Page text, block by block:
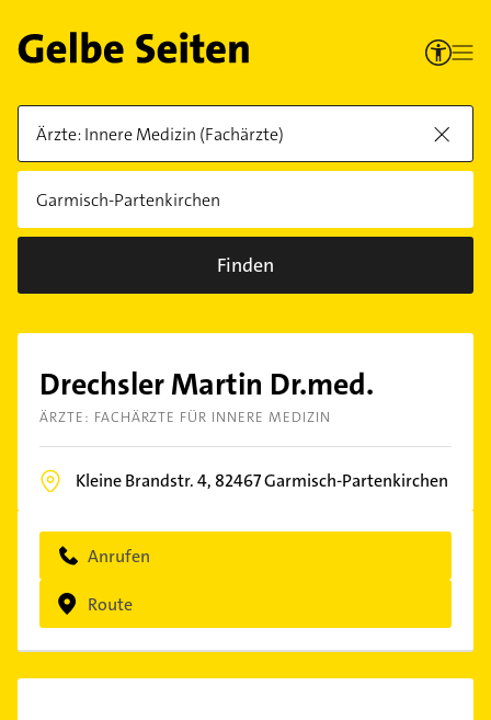
Finden
Drechsler Martin Dr.med.
ÄRZTE: FACHÄRZTE FÜR INNERE MEDIZIN
Kleine Brandstr. 4, 82467Garmisch-Partenkirchen
Anrufen
Route